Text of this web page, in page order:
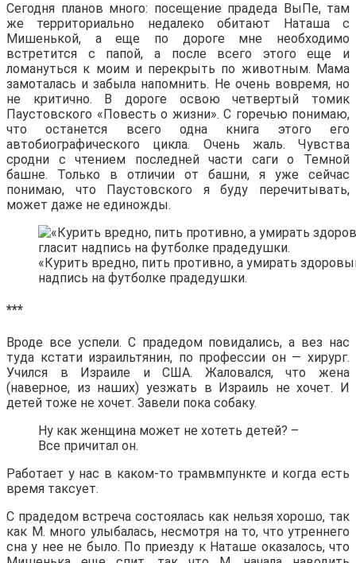
Сегодня планов много: посещение прадеда ВыПе, там
же территориально недалеко обитают Наташа с
Мишенькой, а еще по дороге мне необходимо
встретится с папой, а после всего этого еще и
ломануться к моим и перекрыть по животным. Мама
замоталась и забыла напомнить. Не очень вовремя, но
не критично. В дороге освою четвертый томик
Паустовского «Повесть о жизни». С горечью понимаю,
что останется всего одна книга этого его
автобиографического цикла. Очень жаль. Чувства
сродни с чтением последней части саги о Темной
башне. Только в отличии от башни, я уже сейчас
понимаю, что Паустовского я буду перечитывать,
может даже не единожды.
«Курить вредно, пить противно, а умирать
надпись на футболке прадедушки.
***
Вроде все успели. С прадедом повидались, а вез нас
туда кстати израильтянин, по профессии он — хирург.
Учился в Израиле и США. Жаловался, что жена
(наверное, из наших) уезжать в Израиль не хочет. И
детей тоже не хочет. Завели пока собаку.
Ну как женщина может не хотеть детей? –
Все причитал он.
Работает у нас в каком-то трамвмпункте и когда есть
время таксует.
С прадедом встреча состоялась как нельзя хорошо, так
как М. много улыбалась, несмотря на то, что утреннего
сна у нее не было. По приезду к Наташе оказалось, что